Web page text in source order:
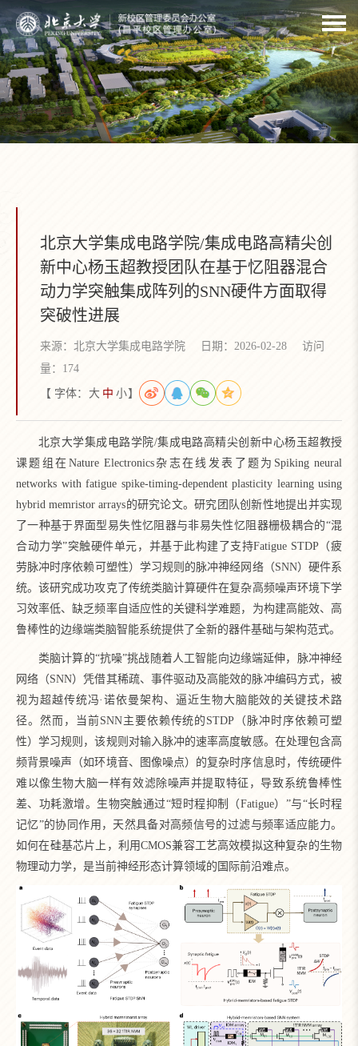
北京大学集成电路学院/集成电路高精尖创
新中心杨玉超教授团队在基于忆阻器混合
动力学突触集成阵列的SNN硬件方面取得
突破性进展
来源：北京大学集成电路学院 日期：2026-02-28
访问
量： 174
【 字体： 大 中 小】
北京大学集成电路学院/集成电路高精尖创新中心杨玉超教授
课题组在Nature Electronics杂志在线发表了题为Spiking neural
networks with fatigue spike-timing-dependent plasticity learning using
hybrid memristor arrays的研究论文。研究团队创新性地提出并实现
了一种基于界面型易失性忆阻器与非易失性忆阻器栅极耦合的“混
合动力学”突触硬件单元，并基于此构建了支持Fatigue STDP（疲
劳脉冲时序依赖可塑性）学习规则的脉冲神经网络（SNN）硬件系
统。该研究成功攻克了传统类脑计算硬件在复杂高频噪声环境下学
习效率低、缺乏频率自适应性的关键科学难题，为构建高能效、高
鲁棒性的边缘端类脑智能系统提供了全新的器件基础与架构范式。
类脑计算的“抗噪”挑战随着人工智能向边缘端延伸，脉冲神经
网络（SNN）凭借其稀疏、事件驱动及高能效的脉冲编码方式，被
视为超越传统冯·诺依曼架构、逼近生物大脑能效的关键技术路
径。然而，当前SNN主要依赖传统的STDP（脉冲时序依赖可塑
性）学习规则，该规则对输入脉冲的速率高度敏感。在处理包含高
频背景噪声（如环境音、图像噪点）的复杂时序信息时，传统硬件
难以像生物大脑一样有效滤除噪声并提取特征，导致系统鲁棒性
差、功耗激增。生物突触通过“短时程抑制（Fatigue）”与“长时程
记忆”的协同作用，天然具备对高频信号的过滤与频率适应能力。
如何在硅基芯片上，利用CMOS兼容工艺高效模拟这种复杂的生物
物理动力学，是当前神经形态计算领域的国际前沿难点。